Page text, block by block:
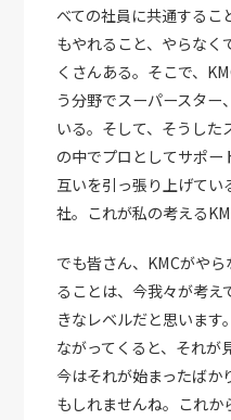
べての社員に共通するこ
もやれること、やらなく
くさんある。そこで、
う分野でスーパースター
いる。そして、そうした
の中でプロとしてサポー
互いを引っ張り上げて
社。これが私の考える
でも皆さん、KMCがや
ることは、今我々が考え
きなレベルだと思います
ながってくると、それが
今はそれが始まったばか
もしれませんね。これか